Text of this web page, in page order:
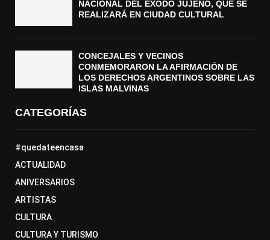
NACIONAL DEL ÉXODO JUJEÑO, QUE SE
REALIZARÁ EN CIUDAD CULTURAL
CONCEJALES Y VECINOS
CONMEMORARON LA AFIRMACIÓN DE
LOS DERECHOS ARGENTINOS SOBRE LAS
ISLAS MALVINAS
CATEGORÍAS
#quedateencasa
ACTUALIDAD
ANIVERSARIOS
ARTISTAS
CULTURA
CULTURA Y TURISMO